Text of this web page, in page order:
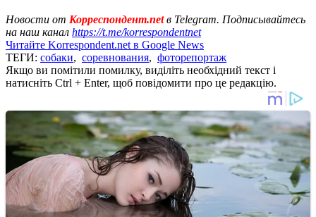
Новости от Корреспондент.netв Telegram. Подписывайтесь
на наш канал https://t.me/korrespondentnet
Читайте Korrespondent.net в Google News
ТЕГИ: собаки, соревнования, фоторепортаж
Якщо ви помітили помилку, виділіть необхідний текст і
натисніть Ctrl + Enter, щоб повідомити про це редакцію.